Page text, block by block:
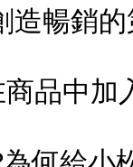
造暢銷
品中加